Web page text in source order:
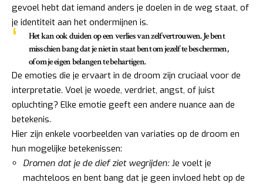
gevoel hebt dat iemand anders je doelen in de weg staat, of
je identiteit aan het ondermijnen is.
Het kan ook duiden op eenverlies van zelfvertrouwen. Je bent
misschien bang dat je niet in staat bent om jezelf te beschermen,
of om je eigen belangen te behartigen.
De emoties die je ervaart in de droom zijn cruciaal voor de
interpretatie. Voel je woede, verdriet, angst, of juist
opluchting? Elke emotie geeft een andere nuance aan de
betekenis.
Hier zijn enkele voorbeelden van variaties op de droom en
hun mogelijke betekenissen:
Dromen dat je de dief ziet wegrijden:Je voelt je
machteloos en bent bang dat je geen invloed hebt op de